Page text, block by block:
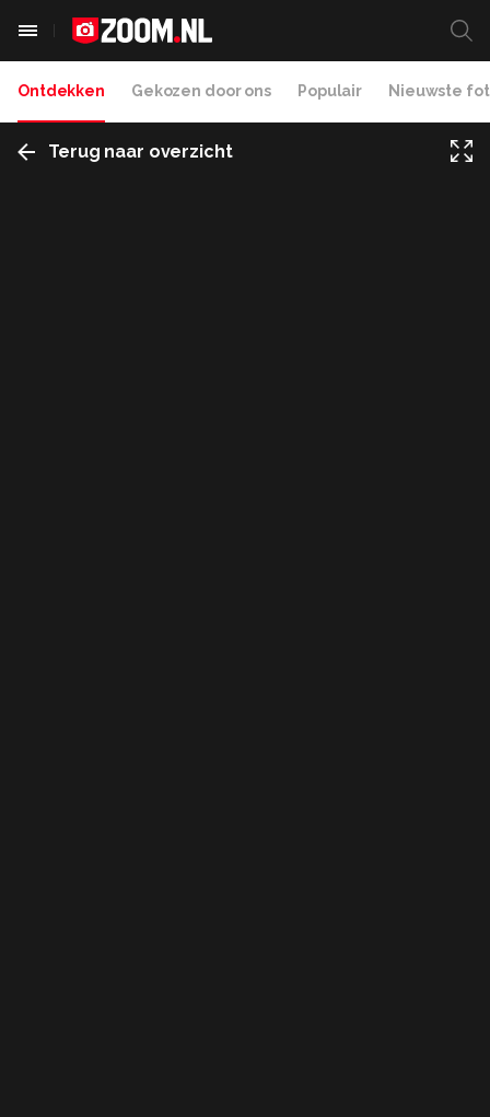
Ontdekken Gekozen door ons Populair Nieuwste
Terug naar overzicht